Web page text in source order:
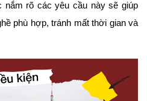
nắm rõ các yêu cầu này sẽ giúp
phù hợp, tránh mất thời gian và